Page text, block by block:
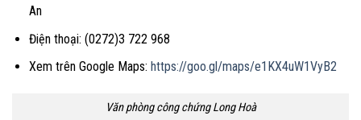
An
Điện thoại: (0272)3 722 968
Xem trên Google Maps: https://goo.gl/maps/e1KX4uW1VyB2
Văn phòng công chứng Long Hoà